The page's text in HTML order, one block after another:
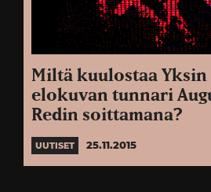
Miltä kuulostaa
elokuvan tunnari
Redin soittamana?
UUTISET 25.11.2015